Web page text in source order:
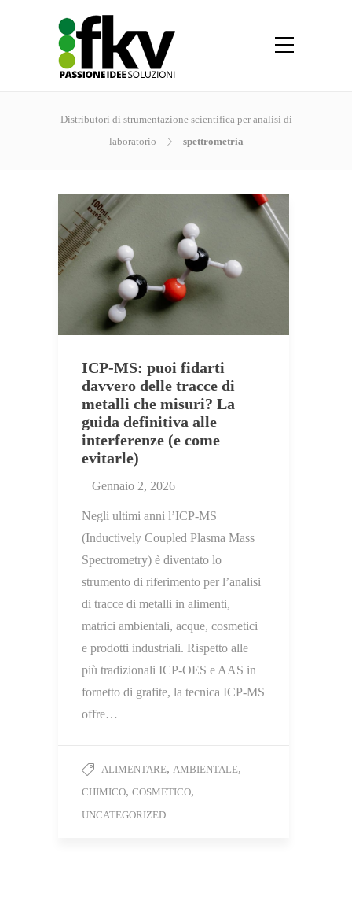
Distributori di strumentazione scientifica per analisi di
laboratorio
spettrometria
ICP-MS: puoi fidarti
davvero delle tracce di
metalli che misuri? La
guida definitiva alle
interferenze (e come
evitarle)
Gennaio 2, 2026
Negli ultimi anni l’ICP-MS
(Inductively Coupled Plasma Mass
Spectrometry) è diventato lo
strumento di riferimento per l’analisi
di tracce di metalli in alimenti,
matrici ambientali, acque, cosmetici
e prodotti industriali. Rispetto alle
più tradizionali ICP-OES e AAS in
fornetto di grafite, la tecnica ICP-MS
offre…
ALIMENTARE, AMBIENTALE,
CHIMICO, COSMETICO,
UNCATEGORIZED